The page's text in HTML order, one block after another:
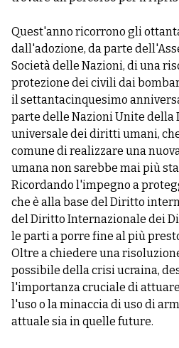
Quest'anno ricorrono gli
dall'adozione, da parte
Società delle Nazioni, di una
protezione dei civili dai
il settantacinquesimo
parte delle Nazioni Unite della
universale dei diritti umani,
comune di realizzare una
umana non sarebbe mai più
Ricordando l'impegno a
che è alla base del Diritto
del Diritto Internazionale dei
le parti a porre fine al più
Oltre a chiedere una
possibile della crisi ucraina,
l'importanza cruciale di
l'uso o la minaccia di uso di
attuale sia in quelle future.